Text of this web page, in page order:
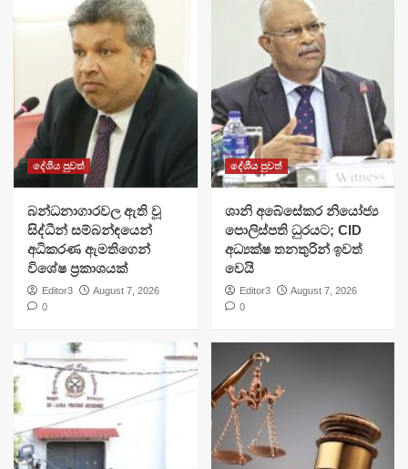
දේශීය පුවත්
බන්ධනාගාරවල ඇති වූ
සිද්ධීන් සම්බන්ඳයෙන්
අධිකරණ ඇමතිගෙන්
විශේෂ ප්‍රකාශයක්
Editor3
August 7, 2026
0
දේශීය පුවත්
ශානි අබේසේකර නියෝජ්‍ය
පොලිස්පති ධුරයට; CID
අධ්‍යක්ෂ තනතුරින් ඉවත්
වෙයි
Editor3
August 7, 2026
0